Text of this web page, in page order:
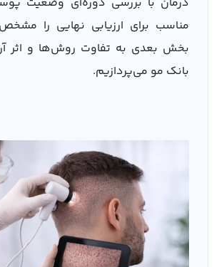
مناسب برای ارزیابی نهایی را
بخش بعدی به تفاوت روش‌ها و اثر
بانک مو می‌پردازیم.